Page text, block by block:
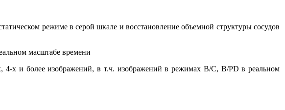
режиме в серой шкале и восстановление объемной структуры сосудов
масштабе времени
изображений, в т.ч. изображений в режимах B/C, B/PD в реальном